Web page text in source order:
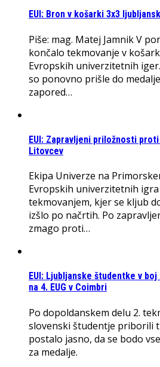
EUI: Bron v košarki 3x3
Piše: mag. Matej Jamnik V
končalo tekmovanje v
Evropskih univerzitetnih
so ponovno prišle do
zapored…
EUI: Zapravljeni priložnosti
Litovcev
Ekipa Univerze na
Evropskih univerzitetnih
tekmovanjem, kjer se kljub
izšlo po načrtih. Po
zmago proti…
EUI: Ljubljanske študentke v
na 4. EUG v Coimbri
Po dopoldanskem delu 2.
slovenski študentje priborili
postalo jasno, da se bodo
za medalje.